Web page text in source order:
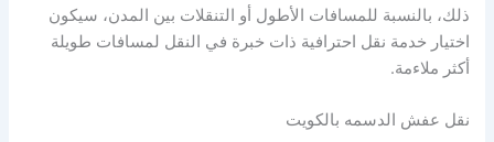
ذلك، بالنسبة للمسافات الأطول أو التنقلات بين المدن، سيكون
اختيار خدمة نقل احترافية ذات خبرة في النقل لمسافات طويلة
أكثر ملاءمة.
نقل عفش الدسمه بالكويت